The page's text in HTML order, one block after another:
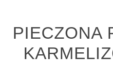
PIECZONA